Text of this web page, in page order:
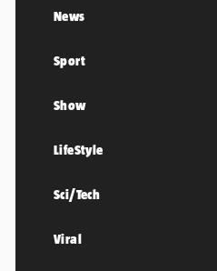
News
Sport
Show
LifeStyle
Sci/Tech
Viral